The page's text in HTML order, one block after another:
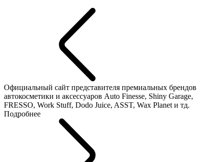
Официальный сайт представителя премиальных брендов
автокосметики и аксессуаров Auto Finesse, Shiny Garage,
FRESSO, Work Stuff, Dodo Juice, ASST, Wax Planet и тд.
Подробнее